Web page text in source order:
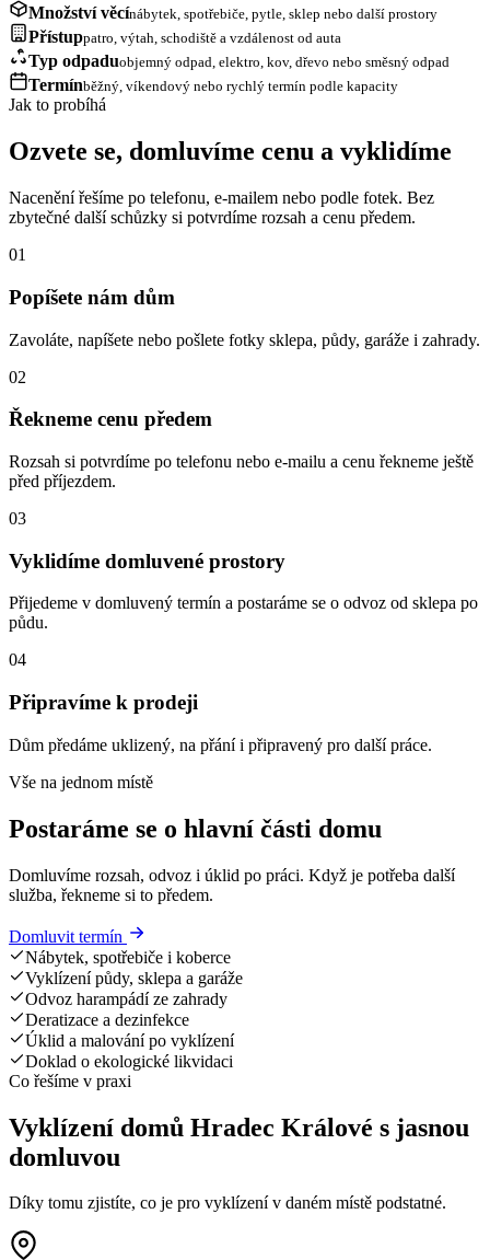
Množství věcínábytek, spotřebiče, pytle, sklep nebo další prostory
Přístuppatro, výtah, schodiště a vzdálenost od auta
Typ odpaduobjemný odpad, elektro, kov, dřevo nebo směsný odpad
Termínběžný, víkendový nebo rychlý termín podle kapacity
Jak to probíhá
Ozvete se, domluvíme cenu a vyklidíme
Nacenění řešíme po telefonu, e-mailem nebo podle fotek. Bez
zbytečné další schůzky si potvrdíme rozsah a cenu předem.
01
Popíšete nám dům
Zavoláte, napíšete nebo pošlete fotky sklepa, půdy, garáže i zahrady.
02
Řekneme cenu předem
Rozsah si potvrdíme po telefonu nebo e-mailu a cenu řekneme ještě
před příjezdem.
03
Vyklidíme domluvené prostory
Přijedeme v domluvený termín a postaráme se o odvoz od sklepa po
půdu.
04
Připravíme k prodeji
Dům předáme uklizený, na přání i připravený pro další práce.
Vše na jednom místě
Postaráme se o hlavní části domu
Domluvíme rozsah, odvoz i úklid po práci. Když je potřeba další
služba, řekneme si to předem.
Domluvit termín
Nábytek, spotřebiče i koberce
Vyklízení půdy, sklepa a garáže
Odvoz harampádí ze zahrady
Deratizace a dezinfekce
Úklid a malování po vyklízení
Doklad o ekologické likvidaci
Co řešíme v praxi
Vyklízení domů Hradec Králové s jasnou
domluvou
Díky tomu zjistíte, co je pro vyklízení v daném místě podstatné.